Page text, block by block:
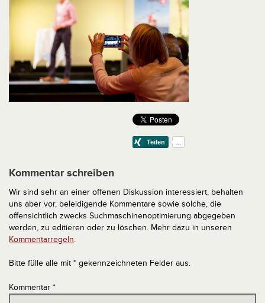
Kommentar schreiben
Wir sind sehr an einer offenen Diskussion interessiert, behalten
uns aber vor, beleidigende Kommentare sowie solche, die
offensichtlich zwecks Suchmaschinenoptimierung abgegeben
werden, zu editieren oder zu löschen. Mehr dazu in unseren
Kommentarregeln.
Bitte fülle alle mit * gekennzeichneten Felder aus.
Kommentar *